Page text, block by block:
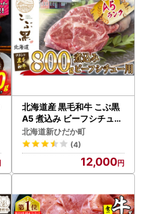
北海道産 黒毛和牛 こぶ黒
A5 煮込み ビーフシチュー
用 800g
北海道新ひだか町
(4)
12,000